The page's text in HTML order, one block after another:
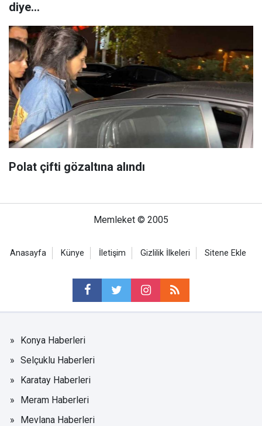
diye...
Polat çifti gözaltına alındı
Memleket © 2005
Anasayfa Künye İletişim Gizlilik İlkeleri Sitene Ekle
Konya Haberleri
Selçuklu Haberleri
Karatay Haberleri
Meram Haberleri
Mevlana Haberleri